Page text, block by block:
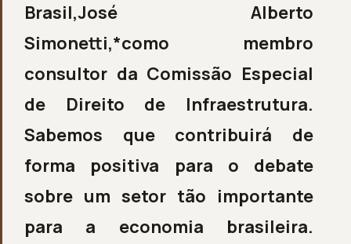
Brasil,José Alberto
Simonetti,*como membro
consultor da Comissão Especial
de Direito de Infraestrutura.
Sabemos que contribuirá de
forma positiva para o debate
sobre um setor tão importante
para a economia brasileira.